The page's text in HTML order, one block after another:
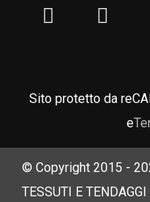
Sito protetto da
e
© Copyright 2015 -
TESSUTI E